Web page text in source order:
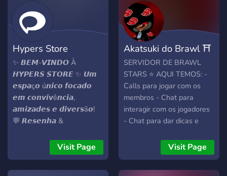
Hypers Store
✨ 𝘽𝙀𝙈-𝙑𝙄𝙉𝘿𝙊 À
𝙃𝙔𝙋𝙀𝙍𝙎 𝙎𝙏𝙊𝙍𝙀 ✨ 𝙐𝙢
𝙚𝙨𝙥𝙖ç𝙤 ú𝙣𝙞𝙘𝙤 𝙛𝙤𝙘𝙖𝙙𝙤
𝙚𝙢 𝙘𝙤𝙣𝙫𝙞𝙫ê𝙣𝙘𝙞𝙖,
𝙖𝙢𝙞𝙯𝙖𝙙𝙚𝙨 𝙚 𝙙𝙞𝙫𝙚𝙧𝙨ã𝙤!
💬 𝙍𝙚𝙨𝙚𝙣𝙝𝙖 &
𝙥𝙖𝙧𝙖 𝙫𝙤𝙘ê 𝙘𝙤𝙣𝙫𝙚𝙧𝙨𝙖𝙧 𝙚
𝙨𝙚 𝙙𝙞𝙨𝙩𝙧𝙖𝙞𝙧. 🎮 𝙀𝙨𝙥𝙖ç𝙤
𝙂𝙖𝙢𝙚𝙧: 𝙀𝙣𝙘𝙤𝙣𝙩𝙧𝙚
Visit Page
Akatsuki do Brawl ⛩️
SERVIDOR DE BRAWL
STARS ⭐️ AQUI TEMOS: -
Calls para jogar com os
membros - Chat para
interagir com os jogadores
- Chat para dar dicas e
Ranqueado) - Mandar
memes e se divertir muito -
Mandar artes relacionadas
Visit Page